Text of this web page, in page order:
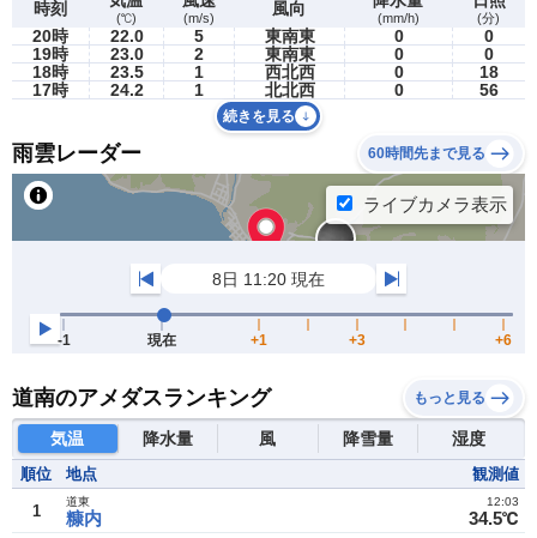
時刻 (℃) (m/s) 風向 (mm/h) (分)
20時 22.0 5 東南東 0
0
19時
23.0 2 東南東 0
0
18時
23.5 1 西北西 0
18
17時
24.2 1 北北西 0 56
続きを見る
雨雲レーダー 60時間先まで見る
道南のアメダスランキング もっと見る
気温 降水量 風 降雪量 湿度
順位 地点 観測値
1 糠内
道東
34.5℃
12:03